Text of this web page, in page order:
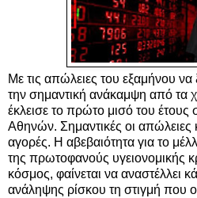
Με τις απώλειες του εξαμήνου
την σημαντική ανάκαμψη από τα
έκλεισε το πρώτο μισό του έτους
Αθηνών. Σημαντικές οι απώλειες
αγορές. Η αβεβαιότητα για το
της πρωτοφανούς υγειονομικής
κόσμος, φαίνεται να αναστέλλει
ανάληψης ρίσκου τη στιγμή που